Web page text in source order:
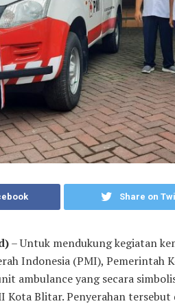
Share on
– Untuk mendukung kegiatan
Indonesia (PMI), Pemerintah
ambulance yang secara
Kota Blitar. Penyerahan tersebut